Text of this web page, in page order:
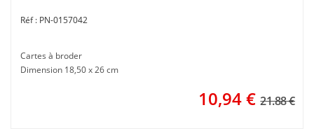
PN-0157042
Cartes à broder
Dimension 18,50 x 26 cm
10,94€ 21.88 €